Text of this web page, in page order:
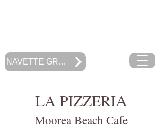
NAVETTE GRATUITE
LA PIZZERIA
Moorea Beach Cafe